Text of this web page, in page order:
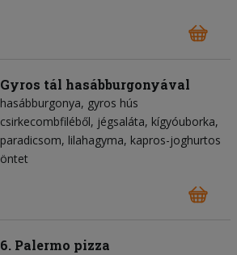
Gyros tál hasábburgonyával
hasábburgonya gyros hús
csirkecombfiléből jégsaláta kígyóuborka
paradicsom lilahagyma kapros-joghurtos
öntet
6. Palermo pizza